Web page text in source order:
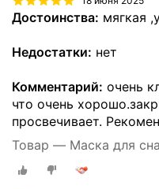
Достоинства: мягкая
Недостатки: нет
Комментарий: очень
что очень
просвечивает.
Товар — Маска для